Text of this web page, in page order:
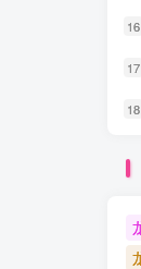
16
17
18